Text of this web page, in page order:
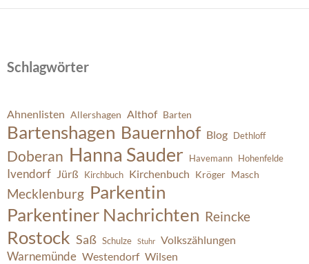
Schlagwörter
Ahnenlisten Allershagen Althof Barten
Bartenshagen Bauernhof Blog Dethloff
Doberan Hanna Sauder Havemann Hohenfelde
Ivendorf Jürß Kirchbuch Kirchenbuch Kröger Masch
Mecklenburg Parkentin
Parkentiner Nachrichten Reincke
Rostock Saß Schulze Stuhr Volkszählungen
Warnemünde Westendorf Wilsen